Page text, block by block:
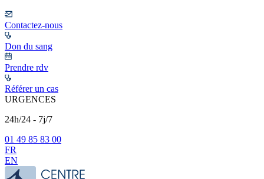
Contactez-nous
Don du sang
Prendre rdv
Référer un cas
URGENCES
24h/24 - 7j/7
01 49 85 83 00
FR
EN